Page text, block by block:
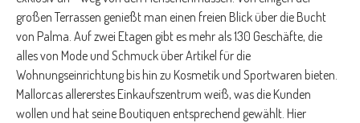
großen Terrassen genießt man einen freien Blick über die Bucht
von Palma. Auf zwei Etagen gibt es mehr als 130 Geschäfte, die
alles von Mode und Schmuck über Artikel für die
Wohnungseinrichtung bis hin zu Kosmetik und Sportwaren bieten.
Mallorcas allererstes Einkaufszentrum weiß, was die Kunden
wollen und hat seine Boutiquen entsprechend gewählt. Hier